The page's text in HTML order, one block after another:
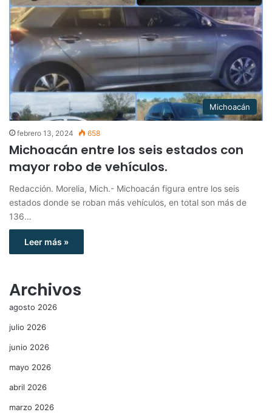
Michoacán
febrero 13, 2024 658
Michoacán entre los seis estados con
mayor robo de vehículos.
Redacción. Morelia, Mich.- Michoacán figura entre los seis
estados donde se roban más vehículos, en total son más de
136…
Leer más »
Archivos
agosto 2026
julio 2026
junio 2026
mayo 2026
abril 2026
marzo 2026